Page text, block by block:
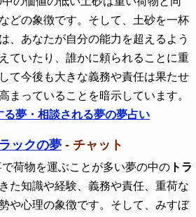
どの象徴です。そして、土砂を一杯
、あなたが自分の能力を超えるよう
ていたり、誰かに頼られることに重
て今後も大きな義務や責任は果たせ
まっていることを暗示しています。
る夢・相談される夢の夢占い
ックの夢- チャット
で荷物を運ぶことが多い夢の中の トラ
た知識や経験、義務や責任、重荷な
や心理の象徴です。そして、みすぼ